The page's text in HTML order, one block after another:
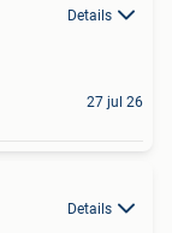
Details
27 jul 26
Details